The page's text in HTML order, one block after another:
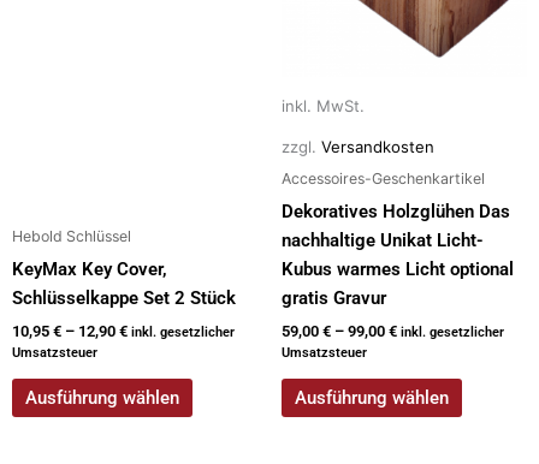
Hebold Schlüssel
KeyMax Key Cover,
Schlüsselkappe Set 2 Stück
10,95 € – 12,90 € inkl. gesetzlicher
Umsatzsteuer
Ausführung wählen
inkl. MwSt.
zzgl. Versandkosten
Accessoires-Geschenkartikel
Dekoratives Holzglühen Das
nachhaltige Unikat Licht-
Kubus warmes Licht optional
gratis Gravur
59,00 € – 99,00 € inkl. gesetzlicher
Umsatzsteuer
Ausführung wählen